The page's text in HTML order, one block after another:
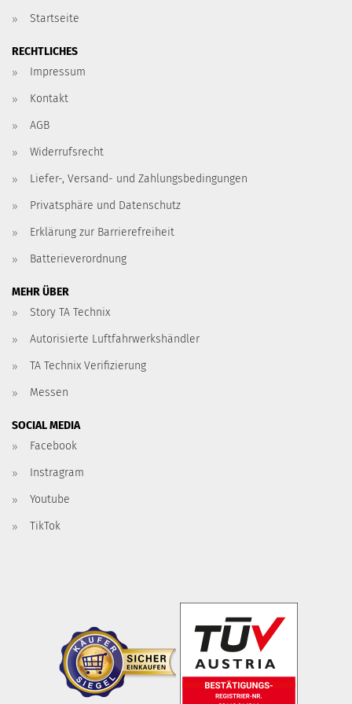
Startseite
RECHTLICHES
Impressum
Kontakt
AGB
Widerrufsrecht
Liefer-, Versand- und Zahlungsbedingungen
Privatsphäre und Datenschutz
Erklärung zur Barrierefreiheit
Batterieverordnung
MEHR ÜBER
Story TA Technix
Autorisierte Luftfahrwerkshändler
TA Technix Verifizierung
Messen
SOCIAL MEDIA
Facebook
Instragram
Youtube
TikTok